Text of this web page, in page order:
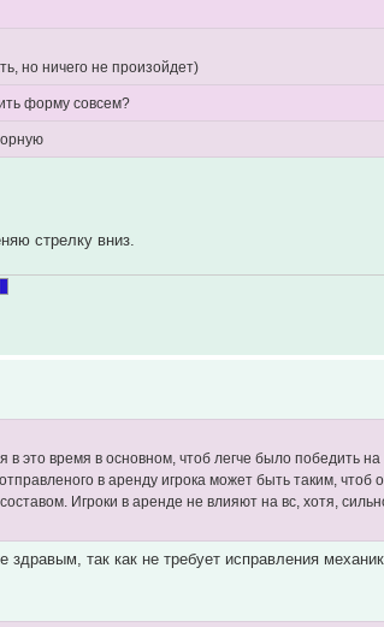
но ничего не произойдет)
форму совсем?
стрелку вниз.
в это время в основном, чтоб легче было победить
в аренду игрока может быть таким,
Игроки в аренде не влияют на вс, хотя,
так как не требует исправления